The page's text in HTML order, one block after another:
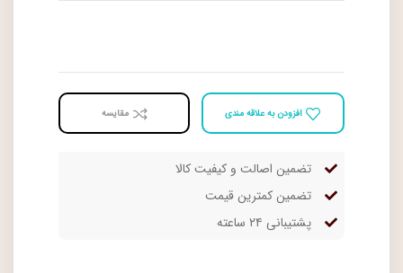
افزودن به علاقه مندی مقايسه
تضمین اصالت و کیفیت کالا
تضمین کمترین قیمت
پشتیبانی ۲۴ ساعته